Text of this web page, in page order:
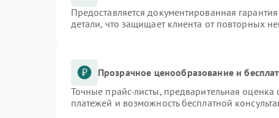
Предоставляется документированная
детали, что защищает клиента от повторных
Прозрачное ценообразование и
Точные прайс-листы, предварительная оценка
платежей и возможность бесплатной